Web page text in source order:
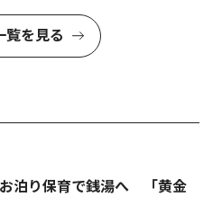
覧を見る
泊り保育で銭湯へ 「黄金